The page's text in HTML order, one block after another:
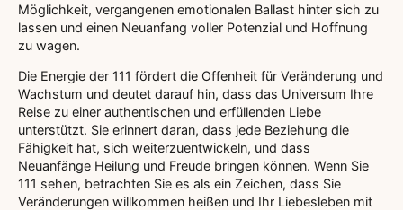
Möglichkeit, vergangenen emotionalen Ballast hinter sich zu
lassen und einen Neuanfang voller Potenzial und Hoffnung
zu wagen.
Die Energie der 111 fördert die Offenheit für Veränderung und
Wachstum und deutet darauf hin, dass das Universum Ihre
Reise zu einer authentischen und erfüllenden Liebe
unterstützt. Sie erinnert daran, dass jede Beziehung die
Fähigkeit hat, sich weiterzuentwickeln, und dass
Neuanfänge Heilung und Freude bringen können. Wenn Sie
111 sehen, betrachten Sie es als ein Zeichen, dass Sie
Veränderungen willkommen heißen und Ihr Liebesleben mit